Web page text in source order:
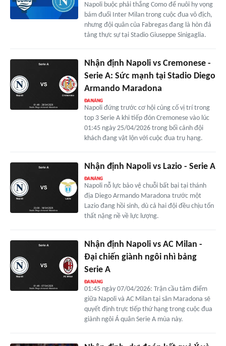
Napoli buộc phải thắng Como để nuôi hy vọng
bám đuổi Inter Milan trong cuộc đua vô địch,
nhưng đội quân của Fabregas đang là hòn đá
tảng thực sự tại Stadio Giuseppe Sinigaglia.
Nhận định Napoli vs Cremonese -
Serie A: Sức mạnh tại Stadio Diego
Armando Maradona
Napoli đứng trước cơ hội củng cố vị trí trong
top 3 Serie A khi tiếp đón Cremonese vào lúc
01:45 ngày 25/04/2026 trong bối cảnh đội
khách đang vật lộn với cuộc đua trụ hạng.
Nhận định Napoli vs Lazio - Serie A
Napoli nỗ lực bảo vệ chuỗi bất bại tại thánh
địa Diego Armando Maradona trước một
Lazio đang hồi sinh, dù cả hai đội đều chịu tổn
thất nặng nề về lực lượng.
Nhận định Napoli vs AC Milan -
Đại chiến giành ngôi nhì bảng
Serie A
01:45 ngày 07/04/2026: Trận cầu tâm điểm
giữa Napoli và AC Milan tại sân Maradona sẽ
quyết định trực tiếp thứ hạng trong cuộc đua
giành ngôi Á quân Serie A mùa này.